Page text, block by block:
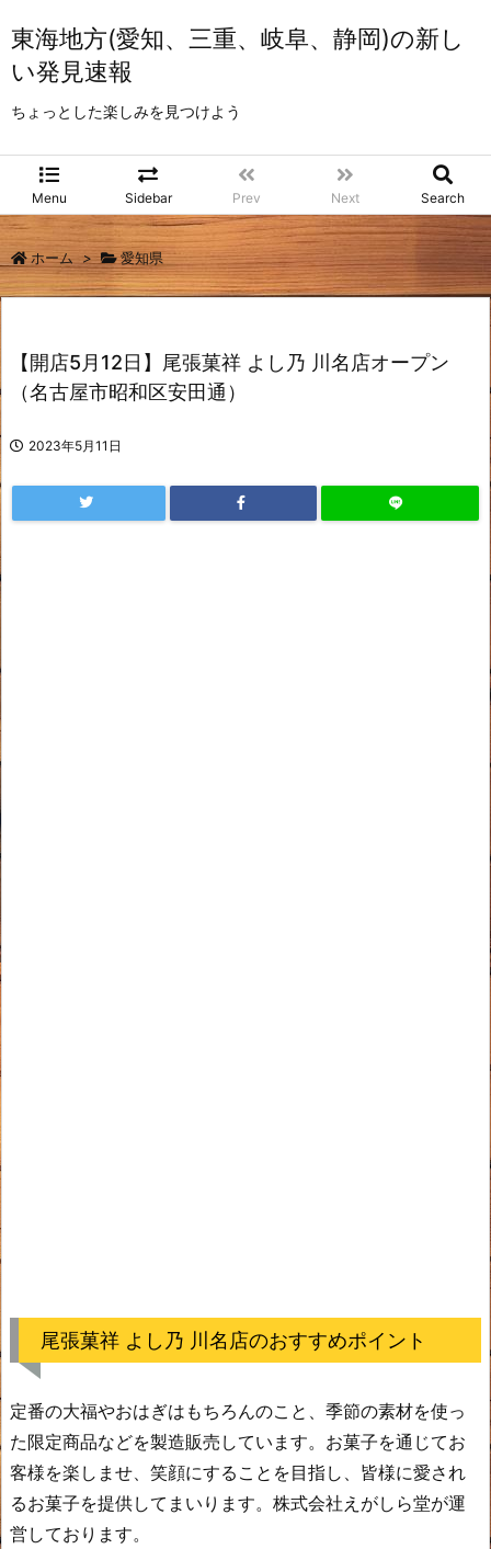
東海地方(愛知、三重、岐阜、静岡)の新し
い発見速報
ちょっとした楽しみを見つけよう
Menu Sidebar Prev Next Search
ホーム > 愛知県
【開店5月12日】尾張菓祥 よし乃 川名店オープン
（名古屋市昭和区安田通）
2023年5月11日
尾張菓祥 よし乃 川名店のおすすめポイント
定番の大福やおはぎはもちろんのこと、季節の素材を使っ
た限定商品などを製造販売しています。お菓子を通じてお
客様を楽しませ、笑顔にすることを目指し、皆様に愛され
るお菓子を提供してまいります。株式会社えがしら堂が運
営しております。